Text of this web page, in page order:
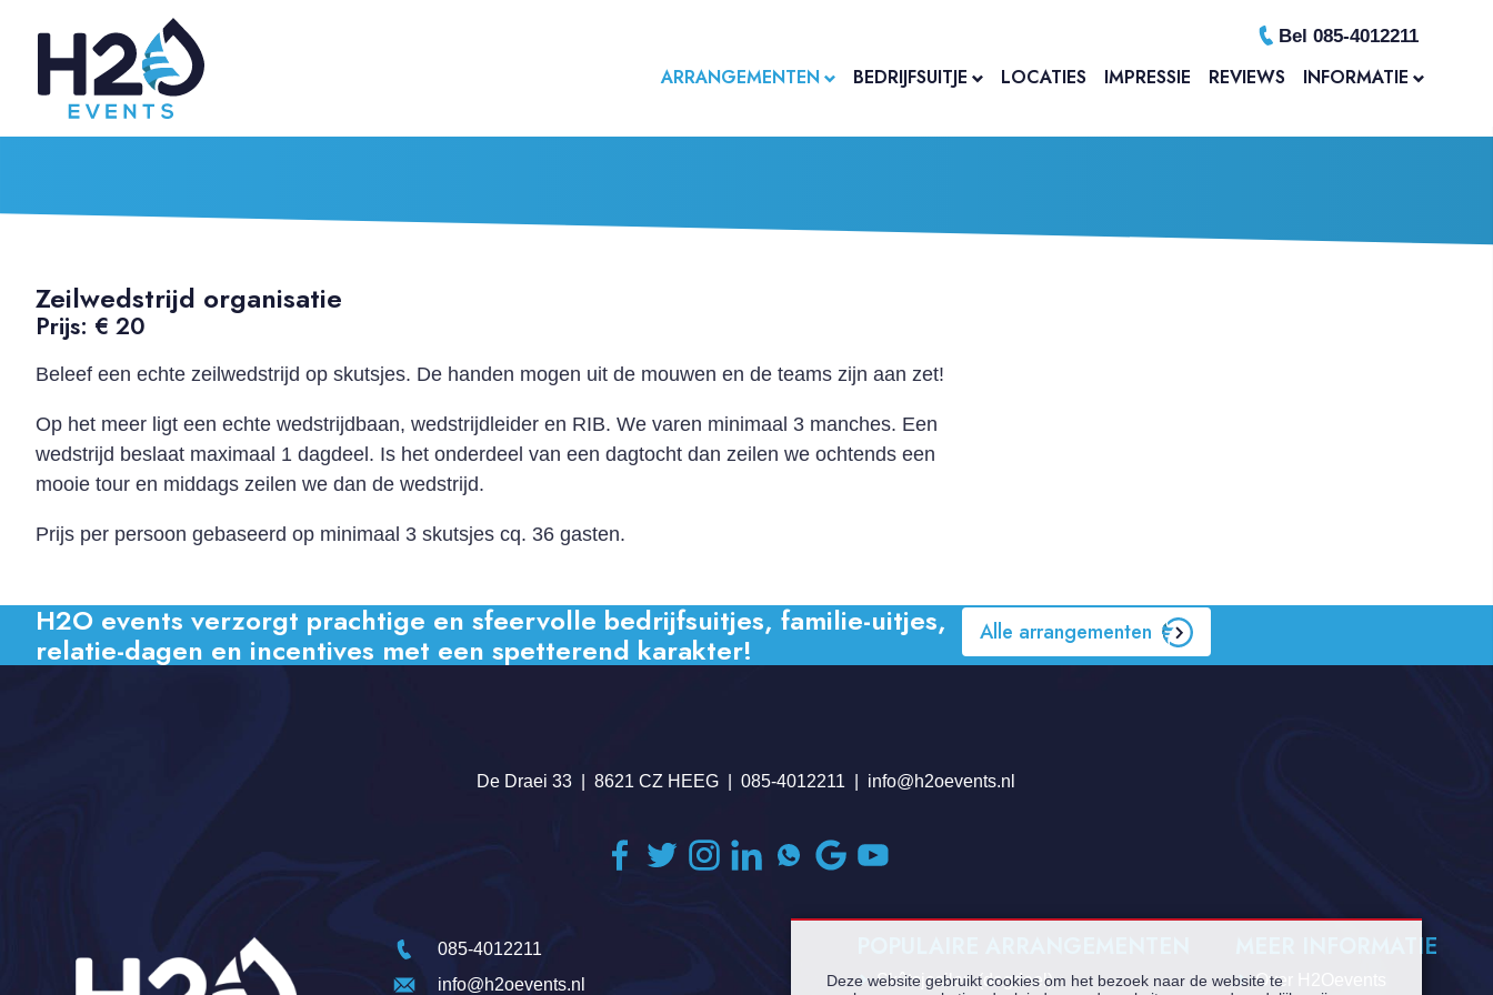
ARRANGEMENTEN BEDRIJFSUITJE LOCATIES IMPRESSIE REVIEWS INFORMATIE
Bel 085-4012211
Zeilwedstrijd organisatie
Prijs: € 20
Beleef een echte zeilwedstrijd op skutsjes. De handen mogen uit de mouwen en de teams zijn aan zet!
Op het meer ligt een echte wedstrijdbaan, wedstrijdleider en RIB. We varen minimaal 3 manches. Een
wedstrijd beslaat maximaal 1 dagdeel. Is het onderdeel van een dagtocht dan zeilen we ochtends een
mooie tour en middags zeilen we dan de wedstrijd.
Prijs per persoon gebaseerd op minimaal 3 skutsjes cq. 36 gasten.
H2O events verzorgt prachtige en sfeervolle bedrijfsuitjes, familie-uitjes,
relatie-dagen en incentives met een spetterend karakter! Alle arrangementen
De Draei 33 8621 CZ HEEG 085-4012211 info@h2oevents.nl
085-4012211
info@h2oevents.nl
Skûtsjesilen (dagdeel)
MEER INFORMATIE
Over H2Oevents
Deze website gebruikt cookies om het bezoek naar de website te